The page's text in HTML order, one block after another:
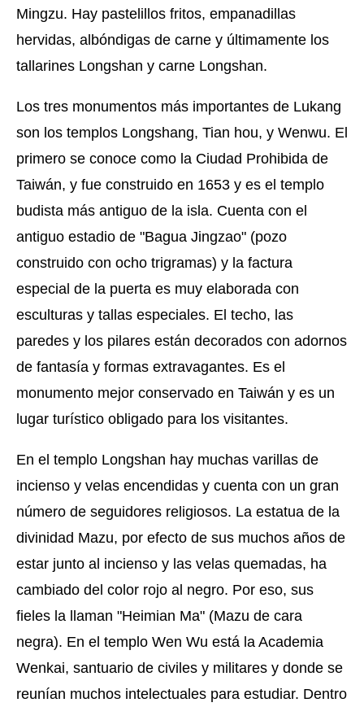
Mingzu. Hay pastelillos fritos, empanadillas
hervidas, albóndigas de carne y últimamente los
tallarines Longshan y carne Longshan.
Los tres monumentos más importantes de Lukang
son los templos Longshang, Tian hou, y Wenwu. El
primero se conoce como la Ciudad Prohibida de
Taiwán, y fue construido en 1653 y es el templo
budista más antiguo de la isla. Cuenta con el
antiguo estadio de "Bagua Jingzao" (pozo
construido con ocho trigramas) y la factura
especial de la puerta es muy elaborada con
esculturas y tallas especiales. El techo, las
paredes y los pilares están decorados con adornos
de fantasía y formas extravagantes. Es el
monumento mejor conservado en Taiwán y es un
lugar turístico obligado para los visitantes.
En el templo Longshan hay muchas varillas de
incienso y velas encendidas y cuenta con un gran
número de seguidores religiosos. La estatua de la
divinidad Mazu, por efecto de sus muchos años de
estar junto al incienso y las velas quemadas, ha
cambiado del color rojo al negro. Por eso, sus
fieles la llaman "Heimian Ma" (Mazu de cara
negra). En el templo Wen Wu está la Academia
Wenkai, santuario de civiles y militares y donde se
reunían muchos intelectuales para estudiar. Dentro